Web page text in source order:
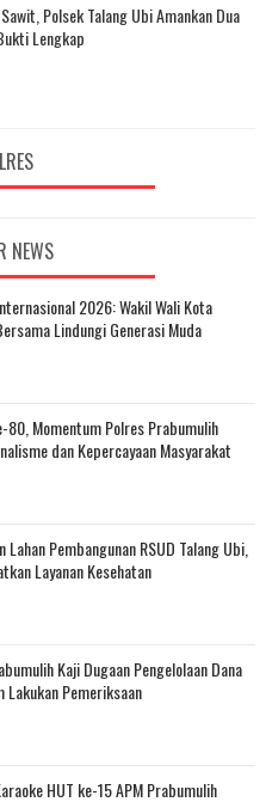
Polsek Talang Ubi Amankan Dua
Lengkap
NEWS
2026: Wakil Wali Kota
Lindungi Generasi Muda
80, Momentum Polres Prabumulih
dan Kepercayaan Masyarakat
Lahan Pembangunan RSUD Talang Ubi,
Layanan Kesehatan
Kaji Dugaan Pengelolaan Dana
Lakukan Pemeriksaan
HUT ke-15 APM Prabumulih